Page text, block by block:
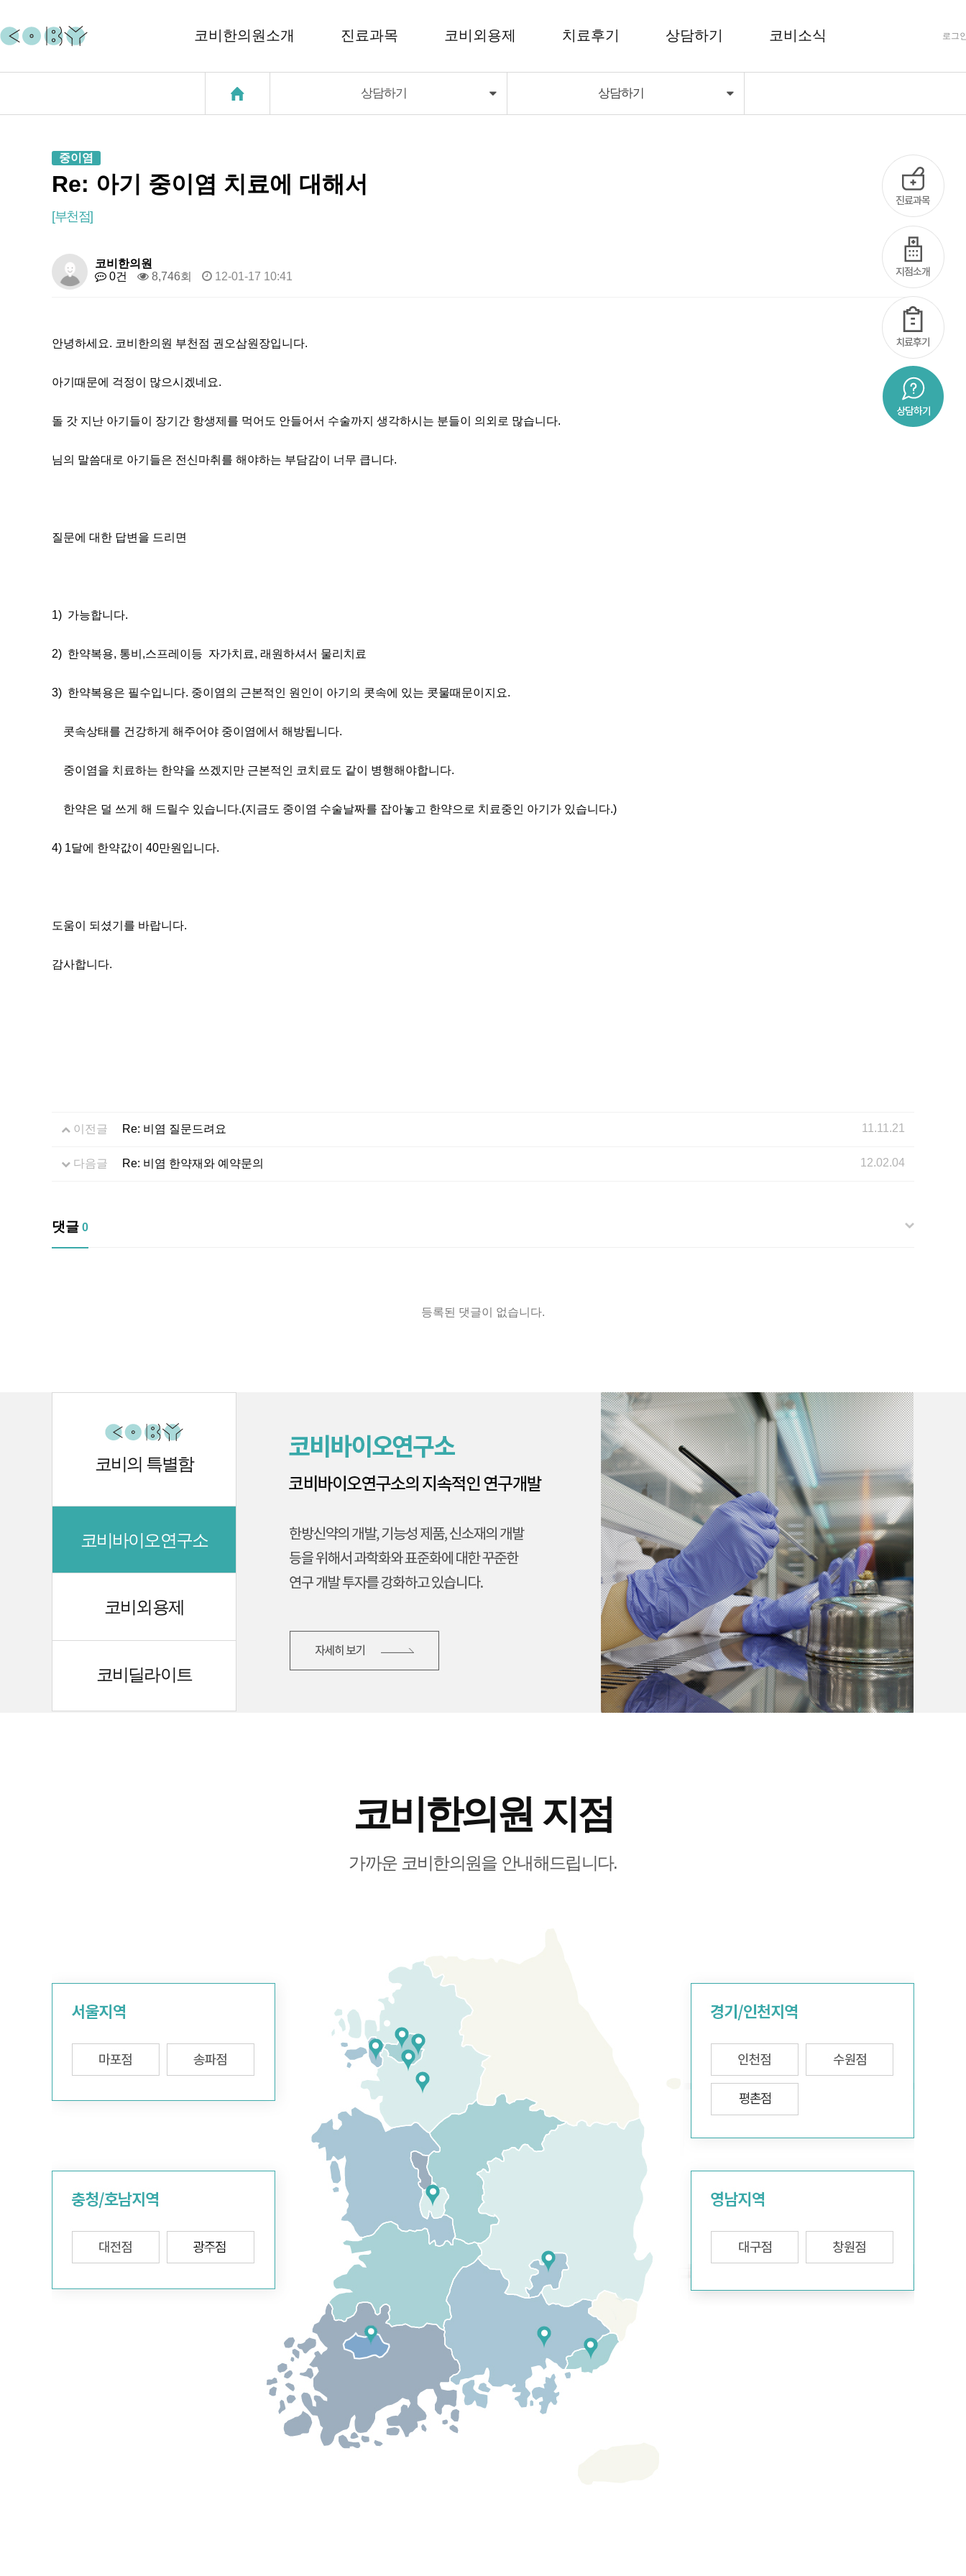
코비한의원소개 진료과목 코비외용제 치료후기 상담하기 코비소식
천식
코비외용제
로그
상담하기 상담하기
중이염
Re: 아기 중이염 치료에 대해서
[부천점]
코비한의원
0건
8,746회 12-01-17 10:41
안녕하세요. 코비한의원 부천점 권오삼원장입니다.
아기때문에 걱정이 많으시겠네요.
돌 갓 지난 아기들이 장기간 항생제를 먹어도 안들어서 수술까지 생각하시는 분들이 의외로 많습니다.
님의 말씀대로 아기들은 전신마취를 해야하는 부담감이 너무 큽니다.
질문에 대한 답변을 드리면
1) 가능합니다.
2) 한약복용, 통비,스프레이등 자가치료, 래원하셔서 물리치료
3) 한약복용은 필수입니다. 중이염의 근본적인 원인이 아기의 콧속에 있는 콧물때문이지요.
콧속상태를 건강하게 해주어야 중이염에서 해방됩니다.
중이염을 치료하는 한약을 쓰겠지만 근본적인 코치료도 같이 병행해야합니다.
한약은 덜 쓰게 해 드릴수 있습니다.(지금도 중이염 수술날짜를 잡아놓고 한약으로 치료중인 아기가 있습니다.)
4) 1달에 한약값이 40만원입니다.
도움이 되셨기를 바랍니다.
감사합니다.
이전글 Re: 비염 질문드려요 11.11.21
다음글 Re: 비염 한약재와 예약문의 12.02.04
댓글 0
등록된 댓글이 없습니다.
코비의 특별함
코비바이오연구소
코비외용제
코비딜라이트
코비한의원 지점
가까운 코비한의원을 안내해드립니다.